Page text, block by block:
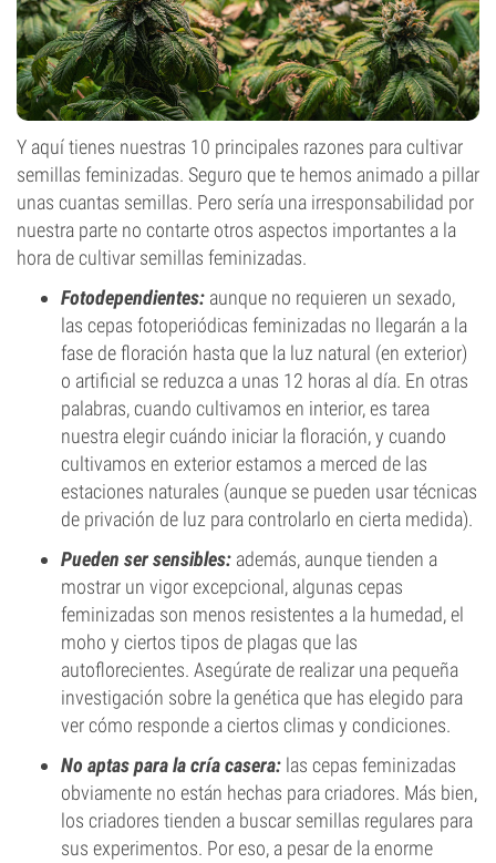
Y aquí tienes nuestras 10 principales razones para cultivar
semillas feminizadas. Seguro que te hemos animado a pillar
unas cuantas semillas. Pero sería una irresponsabilidad por
nuestra parte no contarte otros aspectos importantes a la
hora de cultivar semillas feminizadas.
Fotodependientes: aunque no requieren un sexado,
las cepas fotoperiódicas feminizadas no llegarán a la
fase de floración hasta que la luz natural (en exterior)
o artificial se reduzca a unas 12 horas al día. En otras
palabras, cuando cultivamos en interior, es tarea
nuestra elegir cuándo iniciar la floración, y cuando
cultivamos en exterior estamos a merced de las
estaciones naturales (aunque se pueden usar técnicas
de privación de luz para controlarlo en cierta medida).
Pueden ser sensibles: además, aunque tienden a
mostrar un vigor excepcional, algunas cepas
feminizadas son menos resistentes a la humedad, el
moho y ciertos tipos de plagas que las
autoflorecientes. Asegúrate de realizar una pequeña
investigación sobre la genética que has elegido para
ver cómo responde a ciertos climas y condiciones.
No aptas para la cría casera: las cepas feminizadas
obviamente no están hechas para criadores. Más bien,
los criadores tienden a buscar semillas regulares para
sus experimentos. Por eso, a pesar de la enorme